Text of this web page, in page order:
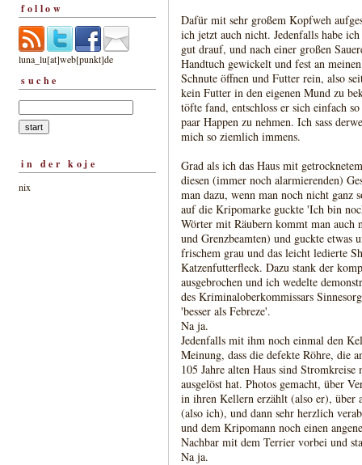
follow
luna_lu[at]web[punkt]de
suche
in der koje
nix
Dafür mit sehr großem Kopfweh
ich jetzt auch nicht. Jedenfalls habe
gut drauf, und nach einer großen
Handtuch gewickelt und fest an
Schnute öffnen und Futter rein, also
kein Futter in den eigenen Mund zu
töfte fand, entschloss er sich einfach
paar Happen zu nehmen. Ich sass
mich so ziemlich immens.
Grad als ich das Haus mit
diesen (immer noch alarmierenden)
man dazu, wenn man noch nicht ganz
auf die Kripomarke guckte 'Ich bin
Wörter mit Räubern kommt man
und Grenzbeamten) und guckte
frischem grau und das leicht ledierte
Katzenfutterfleck. Dazu stank der
ausgebrochen und ich wedelte
des Kriminaloberkommissars
'besser als Febreze'.
Na ja.
Jedenfalls mit ihm noch einmal den
Meinung, dass die defekte Röhre, die
105 Jahre alten Haus sind Stromkreise
ausgelöst hat. Photos gemacht, über
in ihren Kellern erzählt (also er), über
(also ich), und dann sehr herzlich
und dem Kripomann noch einen
Nachbar mit dem Terrier vorbei und
Na ja.